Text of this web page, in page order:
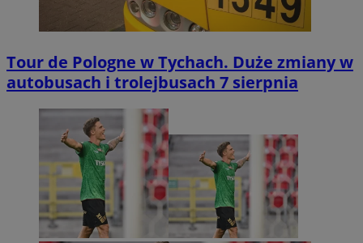
Tour de Pologne w Tychach. Duże zmiany w
autobusach i trolejbusach 7 sierpnia